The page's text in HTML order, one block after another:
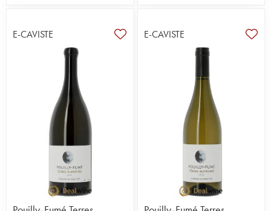
E-CAVISTE E-CAVISTE